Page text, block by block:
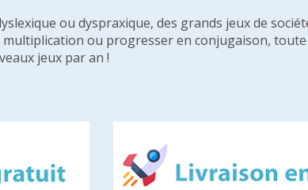
ou dyspraxique, des grands jeux de
ou progresser en conjugaison, toute
jeux par an !